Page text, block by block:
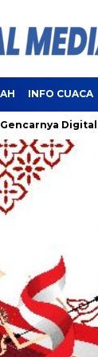
INFO CUACA
Digitalisasi